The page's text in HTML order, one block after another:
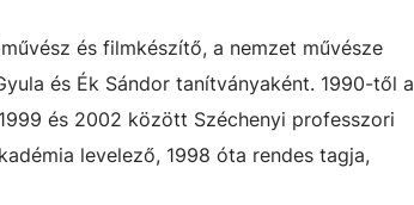
és filmkészítő, a nemzet művésze
és Ék Sándor tanítványaként. 1990-től a
és 2002 között Széchenyi professzori
levelező, 1998 óta rendes tagja,